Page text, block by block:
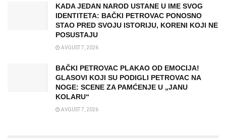
KADA JEDAN NAROD USTANE U IME SVOG
IDENTITETA: BAČKI PETROVAC PONOSNO
STAO PRED SVOJU ISTORIJU, KORENI KOJI NE
POSUSTAJU
AVGUST 7, 2026
BAČKI PETROVAC PLAKAO OD EMOCIJA!
GLASOVI KOJI SU PODIGLI PETROVAC NA
NOGE: SCENE ZA PAMĆENJE U „JANU
KOLARU“
AVGUST 7, 2026